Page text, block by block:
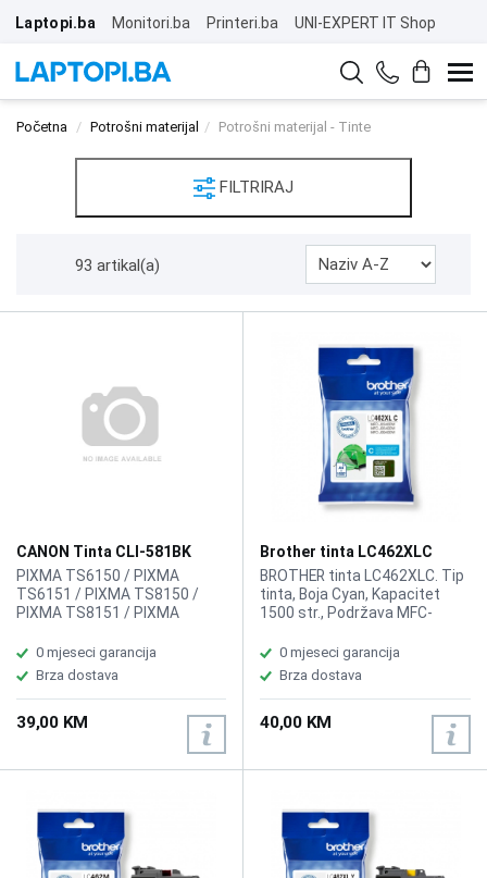
Laptopi.ba Monitori.ba Printeri.ba UNI-EXPERT IT Shop
Početna Potrošni materijal Potrošni materijal - Tinte
FILTRIRAJ
93 artikal(a)
CANON Tinta CLI-581BK
PIXMA TS6150 / PIXMA
TS6151 / PIXMA TS8150 /
PIXMA TS8151 / PIXMA
PIXMA TS9155 / PIXMA
TR7550 / PIXMA TR8550 /
PIXMA TR4550 / PIXMA
TS6250 / PIXMA TS6251 /
PIXMA TS8250 / PIXMA
0 mjeseci garancija
Brza dostava
39,00 KM
Brother tinta LC462XLC
BROTHER tinta LC462XLC. Tip
tinta, Boja Cyan, Kapacitet
1500 str., Podržava MFC-
0 mjeseci garancija
Brza dostava
40,00 KM